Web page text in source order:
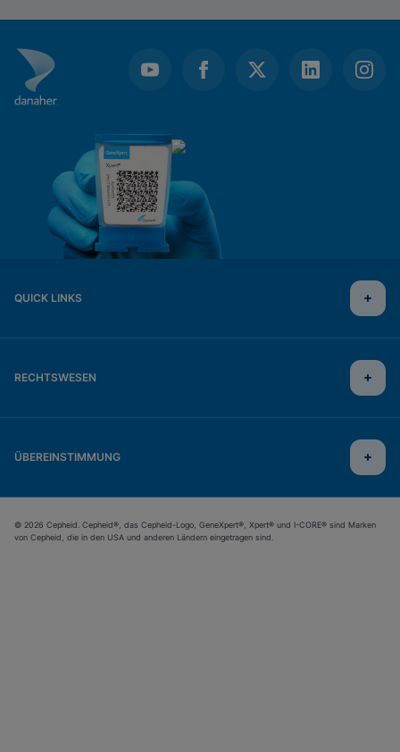
QUICK LINKS
RECHTSWESEN
ÜBEREINSTIMMUNG
© 2026 Cepheid. Cepheid®, das Cepheid-Logo, GeneXpert®, Xpert® und I-CORE® sind Marken
von Cepheid, die in den USA und anderen Ländern eingetragen sind.